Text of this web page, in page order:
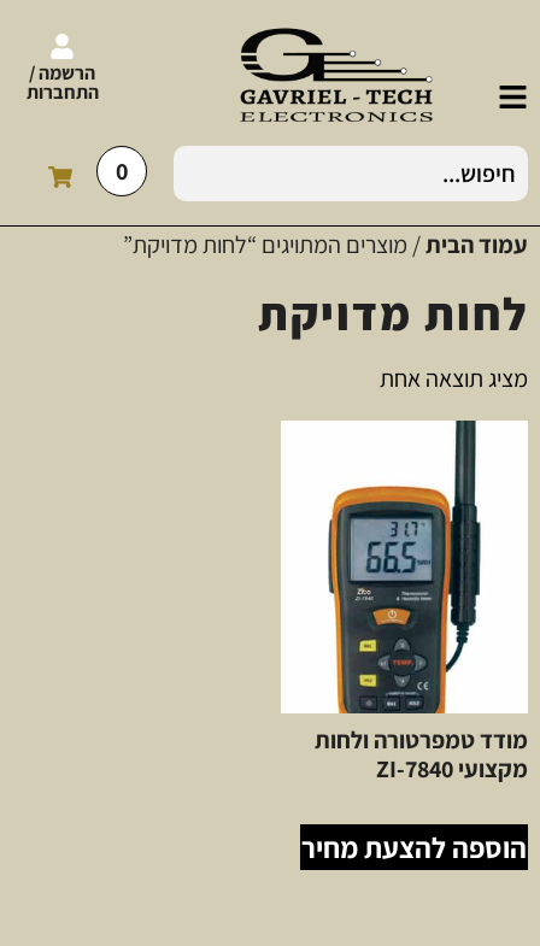
הרשמה /
התחברות
0
עמוד הבית/ מוצרים המתויגים “לחות מדויקת”
לחות מדויקת
מציג תוצאה אחת
מודד טמפרטורה ולחות
מקצועי ZI-7840
הוספה להצעת מחיר